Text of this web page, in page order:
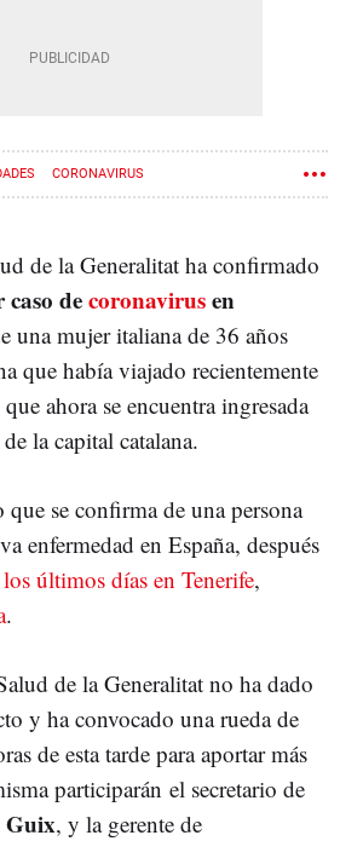
CORONAVIRUS
de la Generalitat ha confirmado
decoronavirusen
una mujer italiana de 36 años
que había viajado recientemente
ahora se encuentra ingresada
la capital catalana.
que se confirma de una persona
enfermedad en España, después
últimos días en Tenerife,
.
de la Generalitat no ha dado
y ha convocado una rueda de
de esta tarde para aportar más
participarán el secretario de
Guix, y la gerente de